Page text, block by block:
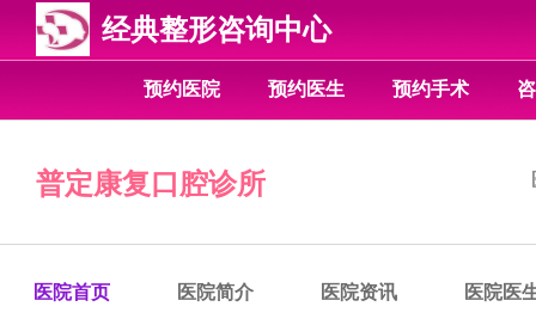
经典整形咨询中心
预约医院 预约医生 预约手术
普定康复口腔诊所
医院首页 医院简介 医院资讯 医院医